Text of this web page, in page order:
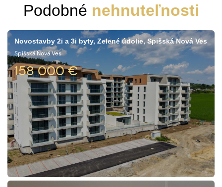
Podobné nehnuteľnosti
Novostavby 2i a 3i byty, Zelené údolie, Spišská Nová Ves
Spišská Nová Ves
158 000€